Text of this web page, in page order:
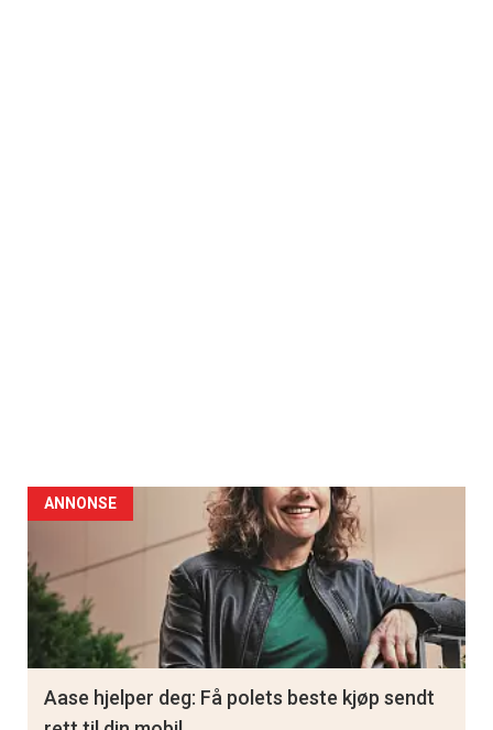
ANNONSE
Aase hjelper deg: Få polets beste kjøp sendt